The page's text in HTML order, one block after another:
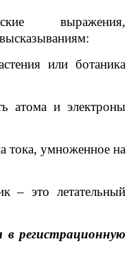
выражения,
или ботаника
атома и электроны
тока, умноженное на
– это летательный
регистрационную